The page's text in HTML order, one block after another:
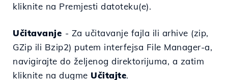
kliknite na Premjesti datoteku(e).
Učitavanje - Za učitavanje fajla ili arhive (zip,
GZip ili Bzip2) putem interfejsa File Manager-a,
navigirajte do željenog direktorijuma, a zatim
kliknite na dugme Učitajte.